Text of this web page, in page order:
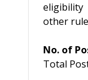
other
No. of
Total